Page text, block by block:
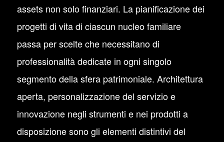
assets non solo finanziari. La pianificazione dei
progetti di vita di ciascun nucleo familiare
passa per scelte che necessitano di
professionalità dedicate in ogni singolo
segmento della sfera patrimoniale. Architettura
aperta, personalizzazione del servizio e
innovazione negli strumenti e nei prodotti a
disposizione sono gli elementi distintivi del